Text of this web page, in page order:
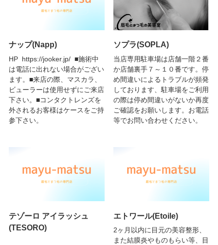
ナップ(Napp)
HP https://jooker.jp/ ■施術中
は電話に出れない場合がござい
ます。■来店の際、マスカラ、
ビューラーは使用せずにご来店
下さい。■コンタクトレンズを
外されるお客様はケースをご持
参下さい。
ソプラ(SOPLA)
当店専用駐車場は店舗一階２番
か店舗裏手７～１０番です。停
め間違いによるトラブルが頻発
しております、駐車場をご利用
の際は停め間違いがないか再度
ご確認をお願いします。お電話
等でお問い合わせください。
テゾーロ アイラッシュ
(TESORO)
エトワール(Etoile)
2ヶ月以内に目元の美容整形、
また結膜炎やものもらい等、目